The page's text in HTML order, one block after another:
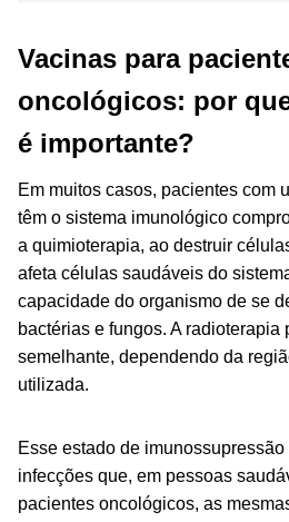
Vacinas para
oncológicos: por
é importante?
Em muitos casos, pacientes com
têm o sistema imunológico
a quimioterapia, ao destruir
afeta células saudáveis do
capacidade do organismo de se
bactérias e fungos. A radioterapia
semelhante, dependendo da
utilizada.
Esse estado de
infecções que, em pessoas
pacientes oncológicos, as